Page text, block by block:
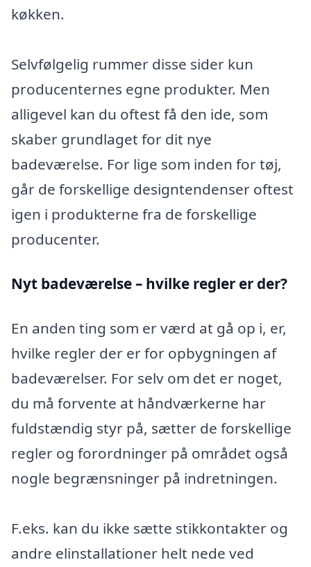
køkken.
Selvfølgelig rummer disse sider kun
producenternes egne produkter. Men
alligevel kan du oftest få den ide, som
skaber grundlaget for dit nye
badeværelse. For lige som inden for tøj,
går de forskellige designtendenser oftest
igen i produkterne fra de forskellige
producenter.
Nyt badeværelse – hvilke regler er der?
En anden ting som er værd at gå op i, er,
hvilke regler der er for opbygningen af
badeværelser. For selv om det er noget,
du må forvente at håndværkerne har
fuldstændig styr på, sætter de forskellige
regler og forordninger på området også
nogle begrænsninger på indretningen.
F.eks. kan du ikke sætte stikkontakter og
andre elinstallationer helt nede ved